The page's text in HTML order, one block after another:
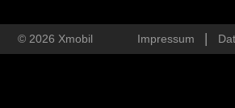
© 2026 Xmobil Impressum